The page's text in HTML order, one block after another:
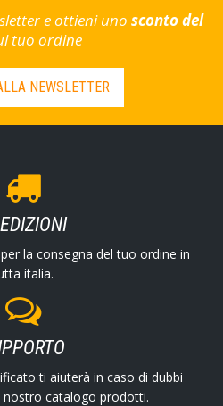
e ottieni uno sconto del
tuo ordine
NEWSLETTER
la consegna del tuo ordine in
italia.
ti aiuterà in caso di dubbi
nostro catalogo prodotti.